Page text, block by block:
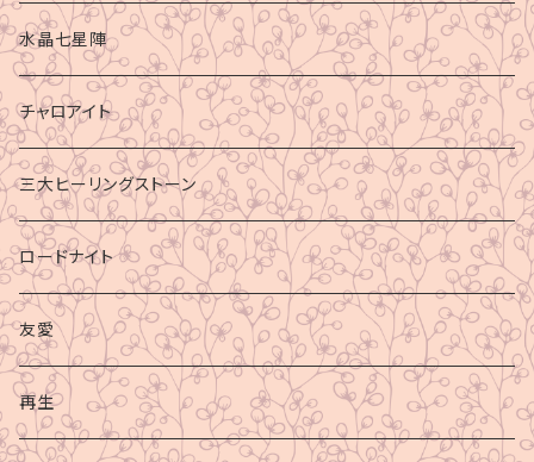
水晶七星陣
チャロアイト
三大ヒーリングストーン
ロードナイト
友愛
再生